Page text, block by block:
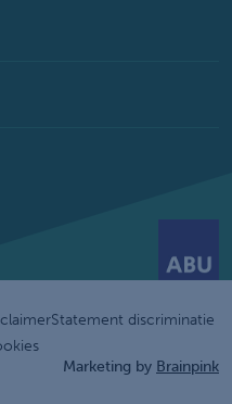
Marketing by Brainpink
Statement discriminatie